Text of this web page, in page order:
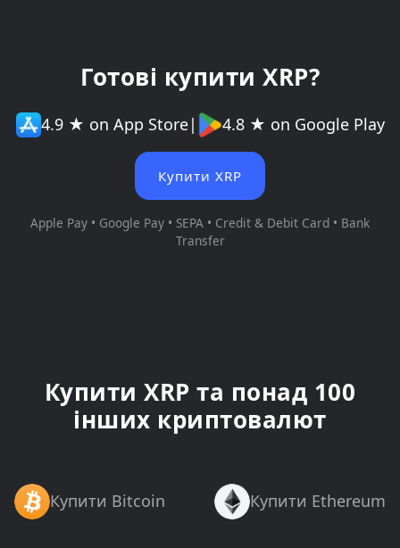
Готові купити XRP?
4.9 ★ on App Store| 4.8 ★ on Google Play
Купити XRP
Apple Pay • Google Pay • SEPA • Credit & Debit Card • Bank
Transfer
Купити XRP та понад 100
інших криптовалют
Купити Bitcoin Купити Ethereum